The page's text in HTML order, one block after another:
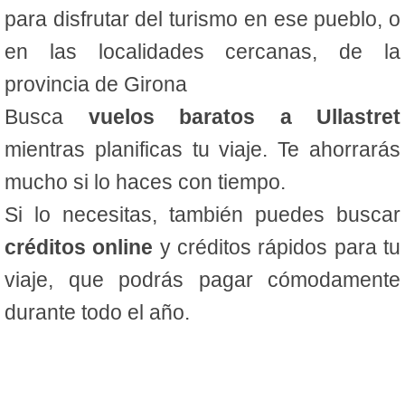
para disfrutar del turismo en ese pueblo, o
en las localidades cercanas, de la
provincia de Girona
Busca vuelos baratos a Ullastret
mientras planificas tu viaje. Te ahorrarás
mucho si lo haces con tiempo.
Si lo necesitas, también puedes buscar
créditos online y créditos rápidos para tu
viaje, que podrás pagar cómodamente
durante todo el año.